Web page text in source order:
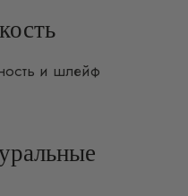
и шлейф